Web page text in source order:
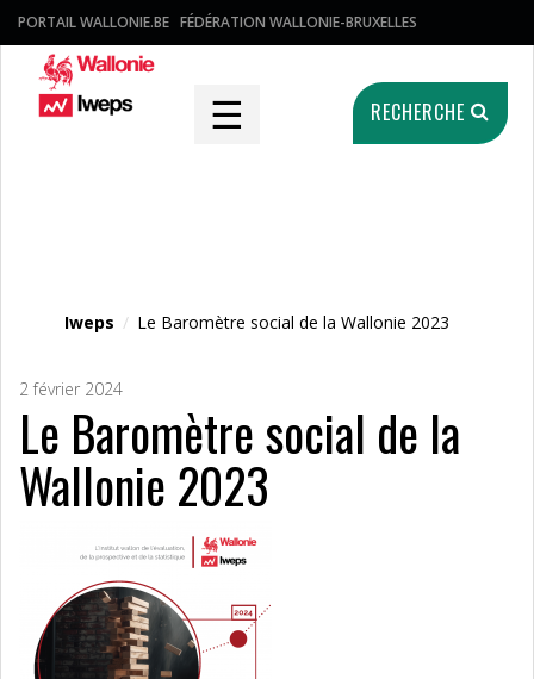
PORTAIL WALLONIE.BE FÉDÉRATION WALLONIE-BRUXELLES
☰ RECHERCHE
Iweps / Le Baromètre social de la Wallonie 2023
2 février 2024
Le Baromètre social de la
Wallonie 2023